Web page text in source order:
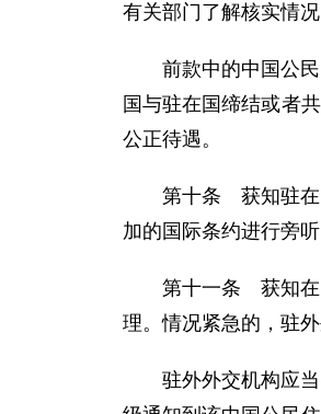
有关部门了解核实情
前款中的中国公
国与驻在国缔结或者
公正待遇。
第十条 获知驻在
加的国际条约进行旁
第十一条 获知在
理。情况紧急的，驻
驻外外交机构应